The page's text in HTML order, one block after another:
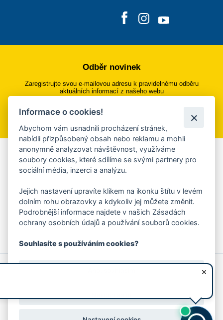
Odběr novinek
Zaregistrujte svou e-mailovou adresu k pravidelnému odběru
aktuálních informací z našeho webu
Přihlásit se k odběru
Aplikace Mobilní rozhlas
Chcete dostávat do svého mobilu či mailu upozornění na
ankety, pozvánky na kulturní a sportovní akce?
Více informací o aplikaci
© 2026 Magistrát města Zlína
Prohlášení o používání cookies
Informace o cookies!
Abychom vám usnadnili procházení stránek,
nabídli přizpůsobený obsah nebo reklamu a mohli
anonymně analyzovat návštěvnost, využíváme
soubory cookies, které sdílíme se svými partnery pro
sociální média, inzerci a analýzu.
Jejich nastavení upravíte klikem na ikonku štítu v levém
dolním rohu obrazovky a kdykoliv jej můžete změnit.
Podrobnější informace najdete v našich Zásadách
ochrany osobních údajů a používání souborů cookies.
Souhlasíte s používáním cookies?